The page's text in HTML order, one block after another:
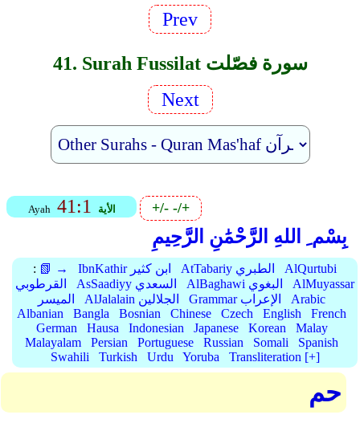
Prev
41. Surah Fussilat سورة فصّلت
Next
Ayah 41:1 الأية +/--/+
بِسْم ِ اللهِ الرَّحْمَٰنِ الرَّحِيمِ
: 📗 → IbnKathir ابن كثير AtTabariy الطبري
AlQurtubi
القرطوبي
AsSaadiyy السعدي AlBaghawi البغوي
AlMuyassar
الميسر
AlJalalain الجلالين Grammar الإعراب
Arabic
Albanian
Bangla Bosnian Chinese Czech English
French
German
Hausa Indonesian Japanese Korean
Malay
Malayalam
Persian Portuguese Russian Somali
Spanish
Swahili
Turkish Urdu Yoruba Transliteration [+]
حم